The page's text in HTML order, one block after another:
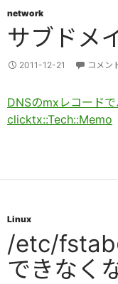
network
サブドメ
2011-12-21 コメン
DNSのmxレコード
clicktx::Tech::Memo
Linux
/etc/fstab
できなく